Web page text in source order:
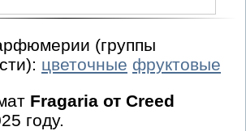
(группы
цветочные фруктовые
Fragaria от Creed
году.